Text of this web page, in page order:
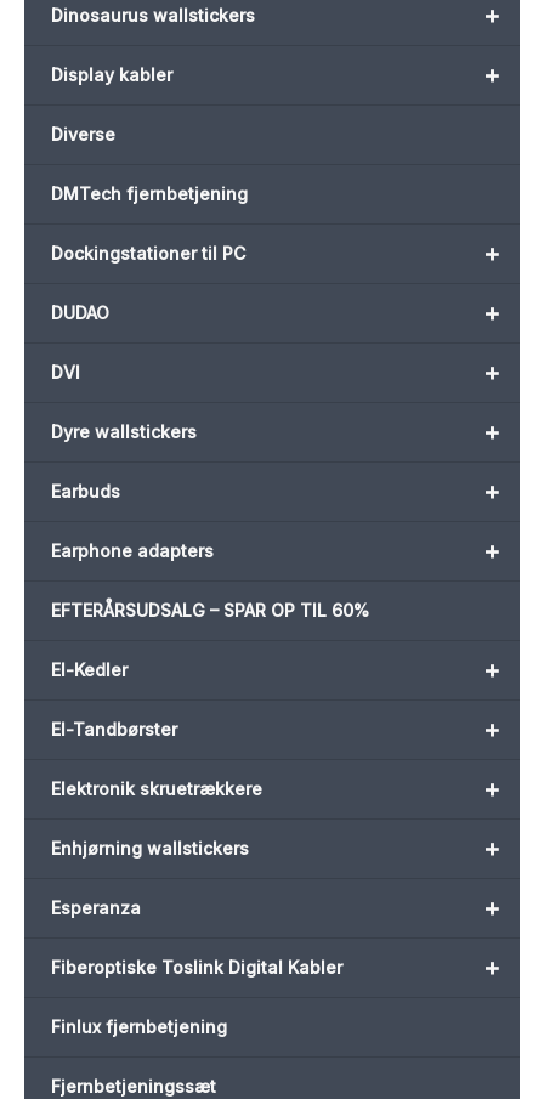
+
Dinosaurus wallstickers
+
Display kabler
Diverse
DMTech fjernbetjening
+
Dockingstationer til PC
+
DUDAO
+
DVI
+
Dyre wallstickers
+
Earbuds
+
Earphone adapters
EFTERÅRSUDSALG – SPAR OP TIL 60%
+
El-Kedler
+
El-Tandbørster
+
Elektronik skruetrækkere
+
Enhjørning wallstickers
+
Esperanza
+
Fiberoptiske Toslink Digital Kabler
Finlux fjernbetjening
Fjernbetjeningssæt